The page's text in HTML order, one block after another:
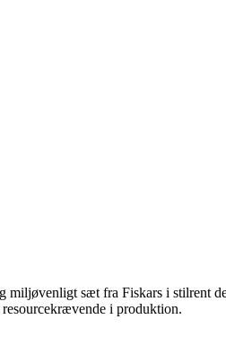
sæt fra Fiskars i stilrent
i produktion.